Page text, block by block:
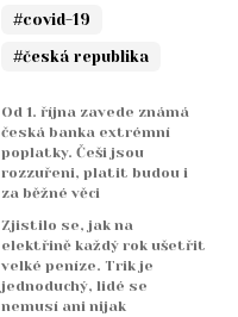
#covid-19
#česká republika
Od 1. října zavede známá
česká banka extrémní
poplatky. Češi jsou
rozzuřeni, platit budou i
za běžné věci
Zjistilo se, jak na
elektřině každý rok ušetřit
velké peníze. Trik je
jednoduchý, lidé se
nemusí ani nijak